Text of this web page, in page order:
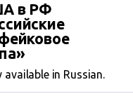
в РФ
in Russian.